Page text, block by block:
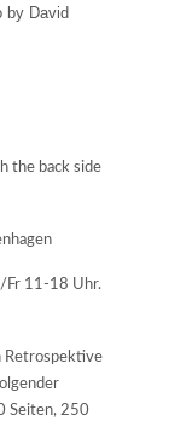
by David
the back side
11-18 Uhr.
Retrospektive
Seiten, 250